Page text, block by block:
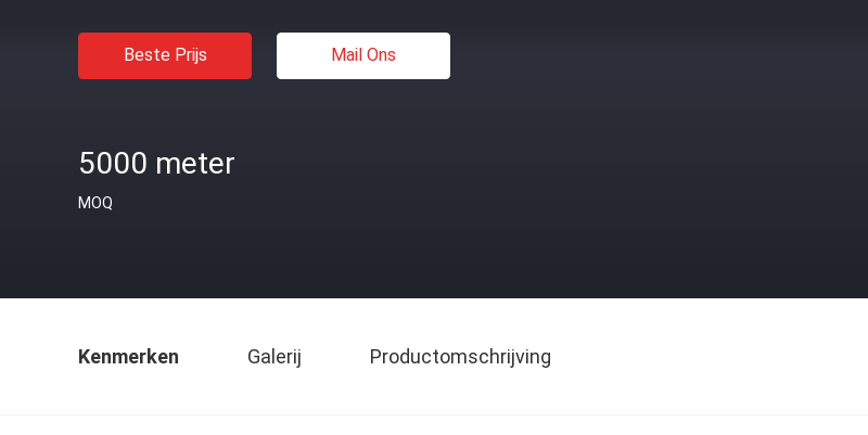
Beste Prijs Mail Ons
5000 meter
MOQ
Kenmerken Galerij Productomschrijving